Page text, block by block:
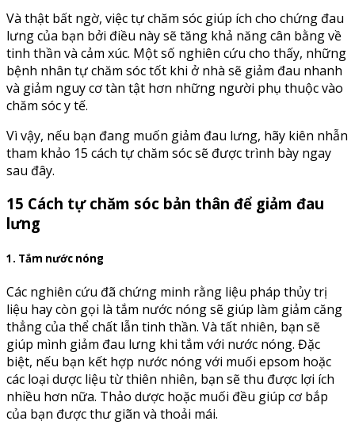
Và thật bất ngờ, việc tự chăm sóc giúp ích cho chứng đau
lưng của bạn bởi điều này sẽ tăng khả năng cân bằng về
tinh thần và cảm xúc. Một số nghiên cứu cho thấy, những
bệnh nhân tự chăm sóc tốt khi ở nhà sẽ giảm đau nhanh
và giảm nguy cơ tàn tật hơn những người phụ thuộc vào
chăm sóc y tế.
Vì vậy, nếu bạn đang muốn giảm đau lưng, hãy kiên nhẫn
tham khảo 15 cách tự chăm sóc sẽ được trình bày ngay
sau đây.
15 Cách tự chăm sóc bản thân để giảm đau
lưng
1. Tắm nước nóng
Các nghiên cứu đã chứng minh rằng liệu pháp thủy trị
liệu hay còn gọi là tắm nước nóng sẽ giúp làm giảm căng
thẳng của thể chất lẫn tinh thần. Và tất nhiên, bạn sẽ
giúp mình giảm đau lưng khi tắm với nước nóng. Đặc
biệt, nếu bạn kết hợp nước nóng với muối epsom hoặc
các loại dược liệu từ thiên nhiên, bạn sẽ thu được lợi ích
nhiều hơn nữa. Thảo dược hoặc muối đều giúp cơ bắp
của bạn được thư giãn và thoải mái.